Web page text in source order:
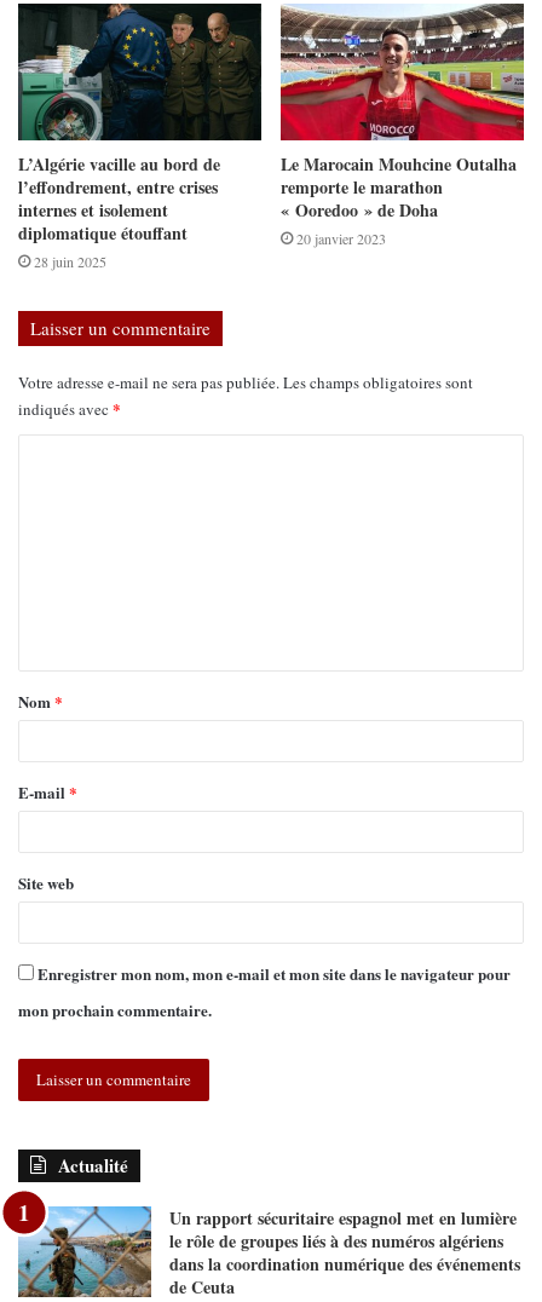
L’Algérie vacille au bord de
l’effondrement, entre crises
internes et isolement
diplomatique étouffant
28 juin 2025
Le Marocain Mouhcine Outalha
remporte le marathon
« Ooredoo » de Doha
20 janvier 2023
Laisser un commentaire
Votre adresse e-mail ne sera pas publiée.Les champs obligatoires sont
indiqués avec *
Nom*
E-mail *
Site web
Enregistrer mon nom, mon e-mail et mon site dans le navigateur pour
mon prochain commentaire.
Actualité
Un rapport sécuritaire espagnol met en lumière
le rôle de groupes liés à des numéros algériens
dans la coordination numérique des événements
de Ceuta